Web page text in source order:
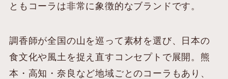
ともコーラは非常に象徴的なブランドです。
調香師が全国の山を巡って素材を選び、日本の
食文化や風土を捉え直すコンセプトで展開。熊
本・高知・奈良など地域ごとのコーラもあり、